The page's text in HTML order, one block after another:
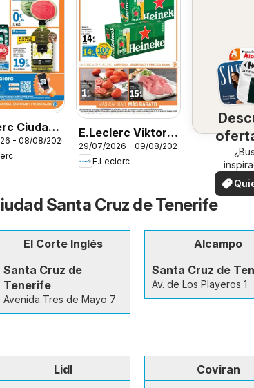
Ciudad
- 08/08/2026
E.Leclerc Viktoria
- Gasteiz
29/07/2026 - 09/08/2026
E.Leclerc
su
¡Vea
en su
ver
Santa Cruz de Tenerife
El Corte Inglés
Santa Cruz de
Tenerife
Avenida Tres de Mayo 7
Alcampo
Santa Cruz de
Av. de Los Playeros 1
Lidl
Coviran